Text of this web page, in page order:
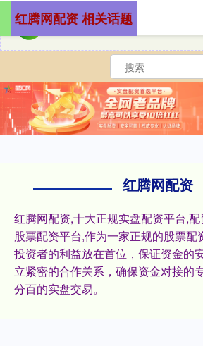
红腾网配资
红腾网配资,十大正规实盘配资平台,
股票配资平台,作为一家正规的股票配
投资者的利益放在首位，保证资金的
立紧密的合作关系，确保资金对接的
分百的实盘交易。
红腾网配资 相关话题